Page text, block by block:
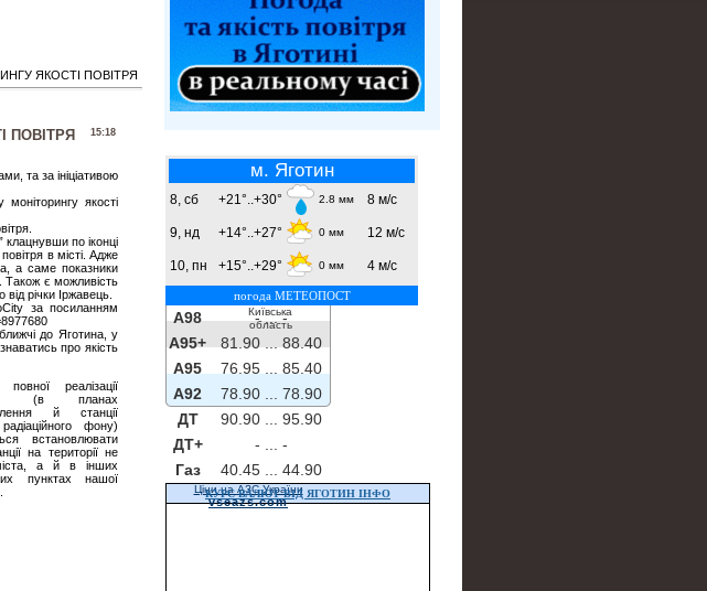
ЯКОСТІ ПОВІТРЯ
15:18
ПОВІТРЯ
та за ініціативою
якості
клацнувши по іконці
в місті. Адже
а саме показники
Також є можливість
річки Іржавець.
за посиланням
до Яготина, у
про якість
реалізації
(в планах
й станції
фону)
встановлювати
на території не
а й в інших
пунктах нашої
м. Яготин
8, сб +21°..+30° 2.8 мм 8 м/с
9, нд +14°..+27° 0 мм 12 м/с
10, пн +15°..+29° 0 мм 4 м/с
погода МЕТЕОПОСТ
Київська
область
A98 - ...-
A95+
81.90 ...
88.40
A95
76.95 ...
85.40
A92
78.90 ...
78.90
ДТ
90.90 ...
95.90
ДТ+
- ...
-
Газ
40.45 ... 44.90
Ціни на АЗС України
vseazs.com
КУРС ВАЛЮТ ВІД ЯГОТИН ІНФО